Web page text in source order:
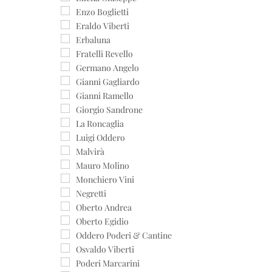
Enzo Boglietti
Eraldo Viberti
Erbaluna
Fratelli Revello
Germano Angelo
Gianni Gagliardo
Gianni Ramello
Giorgio Sandrone
La Roncaglia
Luigi Oddero
Malvirà
Mauro Molino
Monchiero Vini
Negretti
Oberto Andrea
Oberto Egidio
Oddero Poderi & Cantine
Osvaldo Viberti
Poderi Marcarini